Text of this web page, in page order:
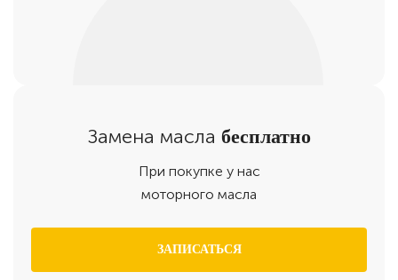
Замена масла бесплатно
При покупке у нас
моторного масла
ЗАПИСАТЬСЯ